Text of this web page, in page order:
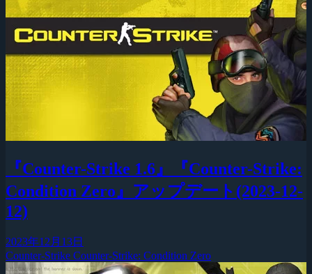
『Counter-Strike 1.6』『Counter-Strike:
Condition Zero』アップデート(2023-12-
12)
2023年12月13日
Counter-Strike Counter-Strike: Condition Zero